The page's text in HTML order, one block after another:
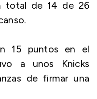
total de 14 de 26
15 puntos en el
a unos Knicks
de firmar una